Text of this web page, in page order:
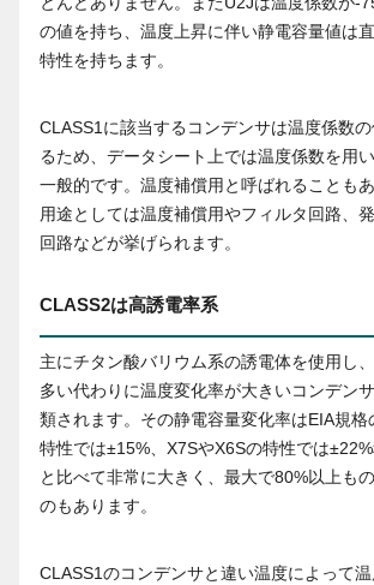
の値を持ち、温度上昇に伴い静電容量値は
特性を持ちます。
CLASS1に該当するコンデンサは温度係数
るため、データシート上では温度係数を用
一般的です。温度補償用と呼ばれることも
用途としては温度補償用やフィルタ回路、
回路などが挙げられます。
CLASS2は高誘電率系
主にチタン酸バリウム系の誘電体を使用し
多い代わりに温度変化率が大きいコンデン
類されます。その静電容量変化率はEIA規格
特性では±15%、X7SやX6Sの特性では
と比べて非常に大きく、最大で80%以上も
のもあります。
CLASS1のコンデンサと違い温度によって